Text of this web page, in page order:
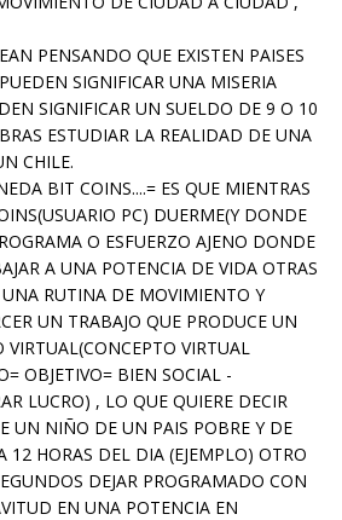
PENSANDO QUE EXISTEN PAISES
SIGNIFICAR UNA MISERIA
SIGNIFICAR UN SUELDO DE 9 O 10
ESTUDIAR LA REALIDAD DE UNA
CHILE.
BIT COINS....= ES QUE MIENTRAS
PC) DUERME(Y DONDE
O ESFUERZO AJENO DONDE
A UNA POTENCIA DE VIDA OTRAS
UNA RUTINA DE MOVIMIENTO Y
UN TRABAJO QUE PRODUCE UN
VIRTUAL(CONCEPTO VIRTUAL
OBJETIVO= BIEN SOCIAL -
LUCRO) , LO QUE QUIERE DECIR
UN NIÑO DE UN PAIS POBRE Y DE
12 HORAS DEL DIA (EJEMPLO) OTRO
DEJAR PROGRAMADO CON
EN UNA POTENCIA EN